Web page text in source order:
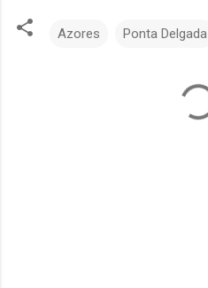
Azores Ponta Delgada